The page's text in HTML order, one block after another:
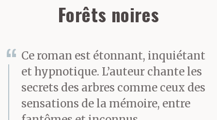
Forêts noires
Ce roman est étonnant, inquiétant
et hypnotique. L’auteur chante les
secrets des arbres comme ceux des
sensations de la mémoire, entre